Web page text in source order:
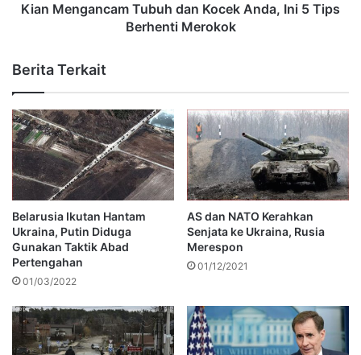
Kian Mengancam Tubuh dan Kocek Anda, Ini 5 Tips
Berhenti Merokok
Berita Terkait
Belarusia Ikutan Hantam
Ukraina, Putin Diduga
Gunakan Taktik Abad
Pertengahan
01/03/2022
AS dan NATO Kerahkan
Senjata ke Ukraina, Rusia
Merespon
01/12/2021